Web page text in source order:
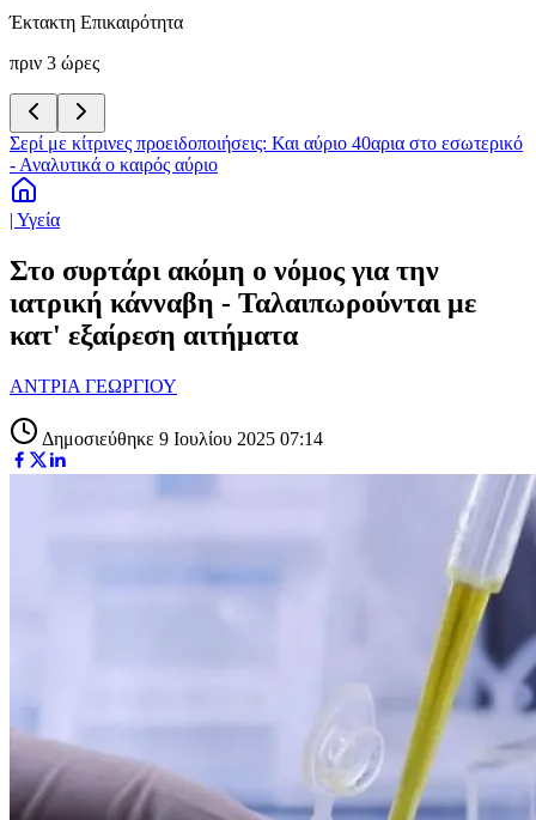
Έκτακτη Επικαιρότητα
πριν 3 ώρες
Σερί με κίτρινες προειδοποιήσεις: Και αύριο 40αρια στο εσωτερικό
- Αναλυτικά ο καιρός αύριο
| Υγεία
Στο συρτάρι ακόμη ο νόμος για την
ιατρική κάνναβη - Ταλαιπωρούνται με
κατ' εξαίρεση αιτήματα
ΑΝΤΡΙΑ ΓΕΩΡΓΙΟΥ
Δημοσιεύθηκε 9 Ιουλίου 2025 07:14